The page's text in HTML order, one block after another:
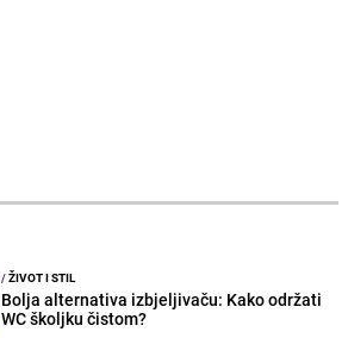
/ŽIVOT I STIL
Bolja alternativa izbjeljivaču: Kako održati
WC školjku čistom?